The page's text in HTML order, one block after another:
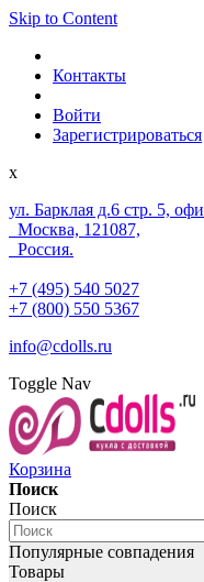
Skip to Content
Контакты
Войти
Зарегистрироваться
x
ул. Барклая д.6 стр. 5,
Москва, 121087,
Россия.
+7 (495) 540 5027
+7 (800) 550 5367
info@cdolls.ru
Toggle Nav
Корзина
Поиск
Поиск
Популярные совпадения
Товары